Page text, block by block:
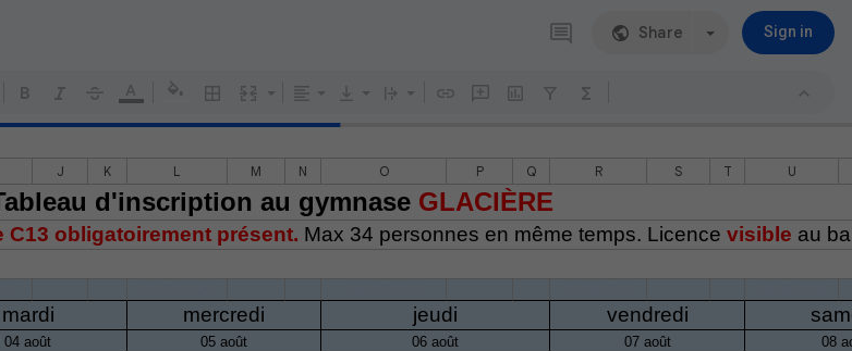
Share Sign in
J K L M N O P Q R S T
U
d'inscription au gymnase GLACIÈRE
C13 obligatoirement présent. Max 34 personnes en même temps. Licence visible au
mardi mercredi jeudi vendredi
04 août 05 août 06 août 07 août
08